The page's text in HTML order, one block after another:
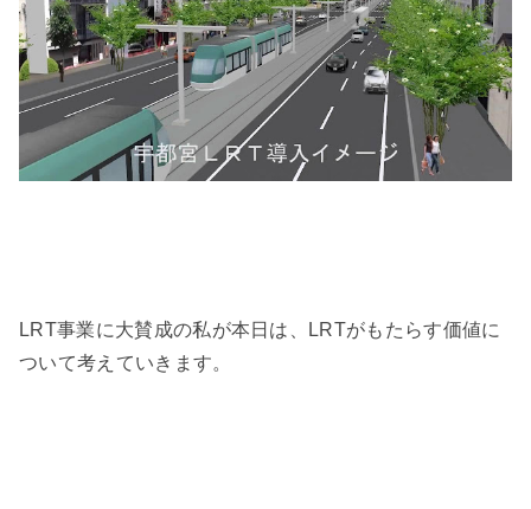
LRT事業に大賛成の私が本日は、LRTがもたらす価値に
ついて考えていきます。